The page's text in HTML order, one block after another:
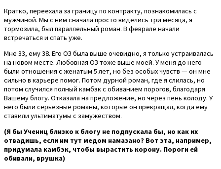
Кратко, переехала за границу по контракту, познакомилась с
мужчиной. Мы с ним сначала просто виделись три месяца, я
тормозила, был параллельный роман. В феврале начали
встречаться и спать уже.
Мне 33, ему 38. Его ОЗ была выше очевидно, я только устраивалась
на новом месте. Любовная ОЗ тоже выше моей. У меня до него
были отношения с женатым 5 лет, но без особых чувств — он мне
сильно в карьере помог. Потом дурной роман, где я слилась, но
потом случился полный камбэк с обиванием порогов, благодаря
Вашему блогу. Отказала на предложение, но через пень колоду. У
него были серьезные романы, которые он прекращал, когда ему
ставили ультиматумы с замужеством.
(Я бы Учениц близко к блогу не подпускала бы, но как их
отвадишь, если им тут медом намазано? Вот эта, например,
придумала камбэк, чтобы вырастить корону. Пороги ей
обивали, врушка)